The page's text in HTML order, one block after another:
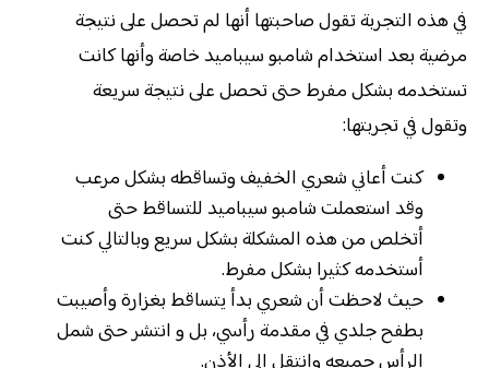
في هذه التجربة تقول صاحبتها أنها لم تحصل على نتيجة
مرضية بعد استخدام شامبو سيباميد خاصة وأنها كانت
تستخدمه بشكل مفرط حتى تحصل على نتيجة سريعة
وتقول في تجربتها:
كنت أعاني شعري الخفيف وتساقطه بشكل مرعب
وقد استعملت شامبو سيباميد للتساقط حتى
أتخلص من هذه المشكلة بشكل سريع وبالتالي كنت
أستخدمه كثيرا بشكل مفرط.
حيث لاحظت أن شعري بدأ يتساقط بغزارة وأصيبت
بطفح جلدي في مقدمة رأسي، بل و انتشر حتى شمل